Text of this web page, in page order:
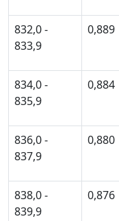
832,0 -
833,9
0,889
834,0 -
835,9
0,884
836,0 -
837,9
0,880
838,0 -
839,9
0,876